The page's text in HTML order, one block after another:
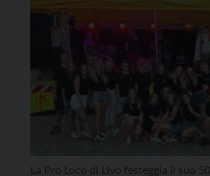
La Pro Loco di Livo festeggia il suo